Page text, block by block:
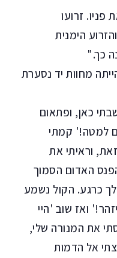
פניו. זרועו
הימנית
כך."
מחוות יד נסערת
כאן, ופתאום
למטה!' קמתי
וראיתי את
האדום הסמוך
כרגע. הקול נשמע
ואז שוב 'היי
את המנורה שלי,
אל הדמות